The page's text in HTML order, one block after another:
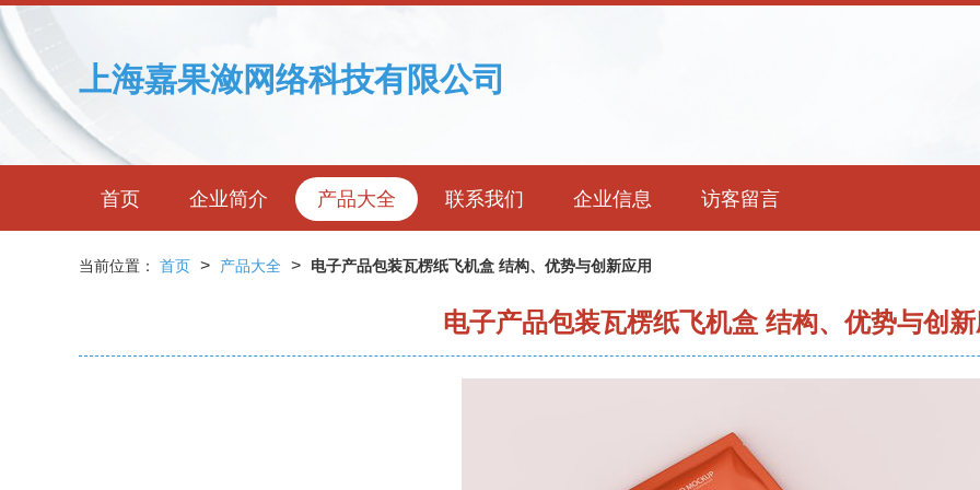
上海嘉果潋网络科技有限公司
首页 企业简介 产品大全 联系我们 企业信息 访客留言
当前位置： 首页 > 产品大全 > 电子产品包装瓦楞纸飞机盒 结构、优势与创新应用
电子产品包装瓦楞纸飞机盒 结构、优势与创